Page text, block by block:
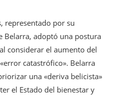
representado por su
Belarra, adoptó una postura
considerar el aumento del
catastrófico». Belarra
una «deriva belicista»
el Estado del bienestar y